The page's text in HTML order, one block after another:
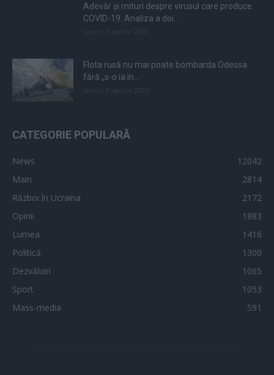
Adevăr și mituri despre virusul care produce
COVID-19. Analiza a doi...
Flota rusă nu mai poate bombarda Odessa
fără „s-o ia în...
CATEGORIE POPULARĂ
News
12042
Main
2814
Război în Ucraina
2172
Opinii
1883
Lumea
1416
Politică
1300
Dezvăluiri
1065
Sport
1053
Mass-media
591